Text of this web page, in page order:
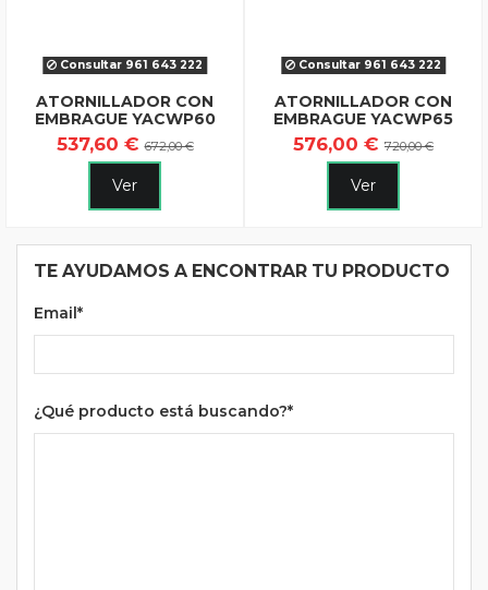
Consultar 961 643 222
ATORNILLADOR CON
EMBRAGUE YACWP60
537,60 €672,00 €
Ver
Consultar 961 643 222
ATORNILLADOR CON
EMBRAGUE YACWP65
576,00 € 720,00 €
Ver
TE AYUDAMOS A ENCONTRAR TU PRODUCTO
Email*
¿Qué producto está buscando?*